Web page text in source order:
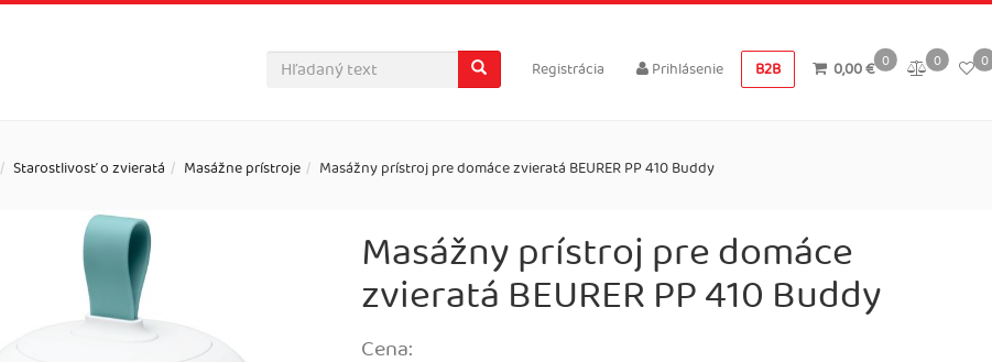
0
0,00 € 0 0
B2B
Registrácia Prihlásenie
Starostlivosť o zvieratá Masážne prístroje Masážny prístroj pre domáce zvieratá BEURER PP 410 Buddy
Masážny prístroj pre domáce
zvieratá BEURER PP 410 Buddy
Cena: